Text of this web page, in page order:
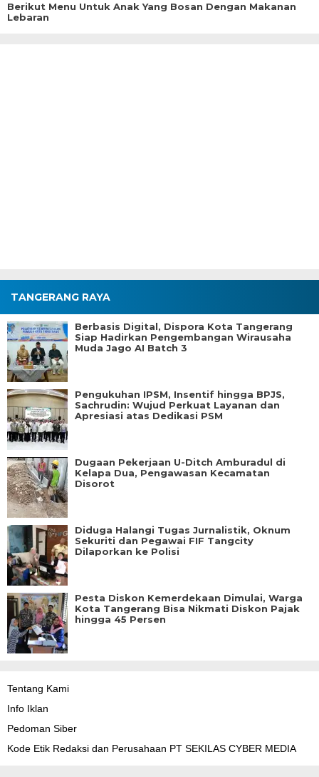
Berikut Menu Untuk Anak Yang Bosan Dengan Makanan
Lebaran
TANGERANG RAYA
Berbasis Digital, Dispora Kota Tangerang
Siap Hadirkan Pengembangan Wirausaha
Muda Jago AI Batch 3
Pengukuhan IPSM, Insentif hingga BPJS,
Sachrudin: Wujud Perkuat Layanan dan
Apresiasi atas Dedikasi PSM
Dugaan Pekerjaan U-Ditch Amburadul di
Kelapa Dua, Pengawasan Kecamatan
Disorot
Diduga Halangi Tugas Jurnalistik, Oknum
Sekuriti dan Pegawai FIF Tangcity
Dilaporkan ke Polisi
Pesta Diskon Kemerdekaan Dimulai, Warga
Kota Tangerang Bisa Nikmati Diskon Pajak
hingga 45 Persen
Tentang Kami
Info Iklan
Pedoman Siber
Kode Etik Redaksi dan Perusahaan PT SEKILAS CYBER MEDIA